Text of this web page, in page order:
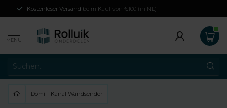
Kostenloser Versand beim Kauf von €100 (in NL)
MENU
Domì 1-Kanal Wandsender